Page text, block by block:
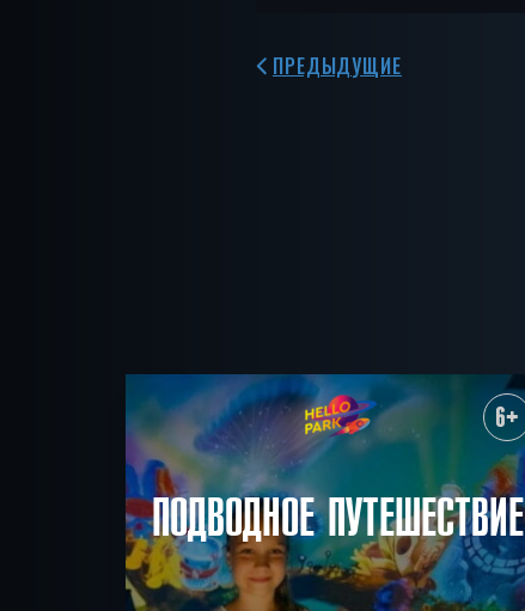
ПРЕДЫДУЩИЕ
6+
ПОДВОДНОЕ ПУТЕШЕСТВИЕ